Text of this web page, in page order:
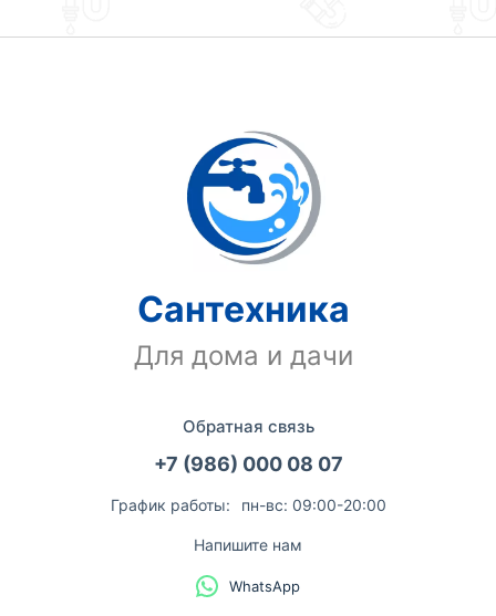
Сантехника
Для дома и дачи
Обратная связь
+7 (986) 000 08 07
График работы: пн-вс: 09:00-20:00
Напишите нам
WhatsApp